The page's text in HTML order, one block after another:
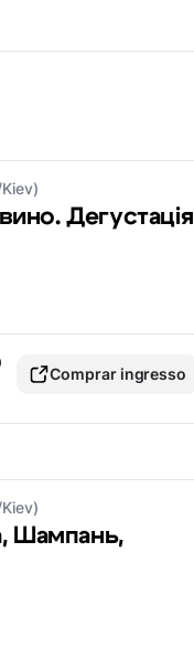
Дегустація
Comprar ingresso
Шампань,